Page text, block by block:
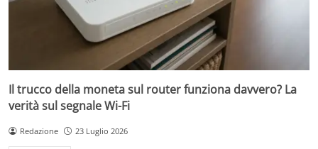
Il trucco della moneta sul router funziona davvero? La
verità sul segnale Wi-Fi
Redazione 23 Luglio 2026